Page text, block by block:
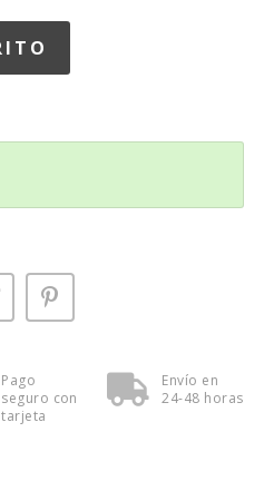
Pago
seguro con
tarjeta
Envío en
24-48 horas